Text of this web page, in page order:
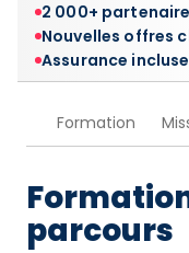
2 000+
Nouvelles offres
Assurance incluse
Formation
parcours